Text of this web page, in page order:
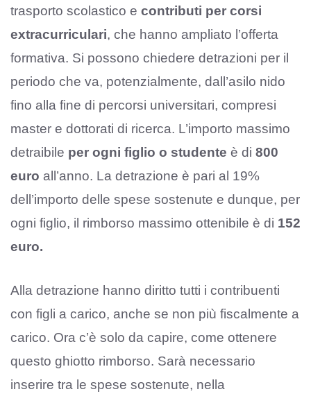
trasporto scolastico e contributi per corsi
extracurriculari, che hanno ampliato l’offerta
formativa. Si possono chiedere detrazioni per il
periodo che va, potenzialmente, dall’asilo nido
fino alla fine di percorsi universitari, compresi
master e dottorati di ricerca. L’importo massimo
detraibile per ogni figlio o studente è di 800
euro all’anno. La detrazione è pari al 19%
dell’importo delle spese sostenute e dunque, per
ogni figlio, il rimborso massimo ottenibile è di 152
euro.
Alla detrazione hanno diritto tutti i contribuenti
con figli a carico, anche se non più fiscalmente a
carico. Ora c’è solo da capire, come ottenere
questo ghiotto rimborso. Sarà necessario
inserire tra le spese sostenute, nella